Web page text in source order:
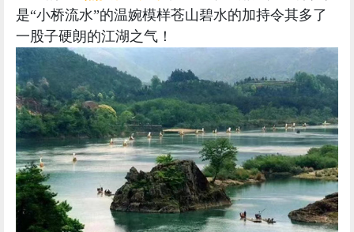
是“小桥流水”的温婉模样苍山碧水的加持令其多了
一股子硬朗的江湖之气！